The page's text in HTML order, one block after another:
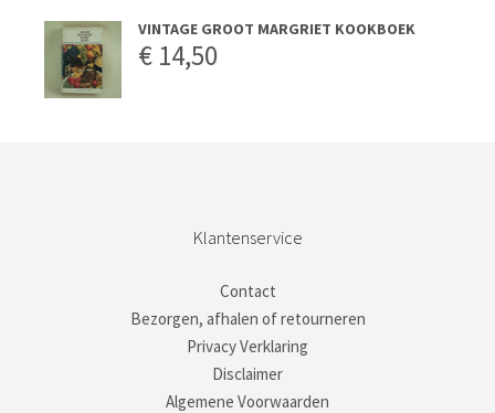
VINTAGE GROOT MARGRIET KOOKBOEK
€ 14,50
Klantenservice
Contact
Bezorgen, afhalen of retourneren
Privacy Verklaring
Disclaimer
Algemene Voorwaarden